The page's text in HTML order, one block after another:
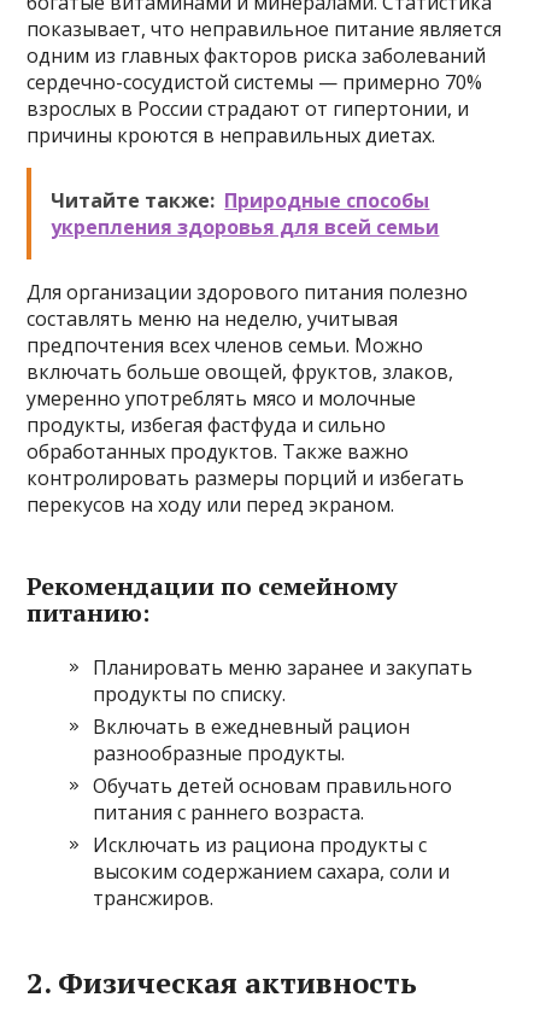
показывает, что неправильное питание является
одним из главных факторов риска заболеваний
сердечно-сосудистой системы — примерно 70%
взрослых в России страдают от гипертонии, и
причины кроются в неправильных диетах.
Читайте также: Природные способы
укрепления здоровья для всей семьи
Для организации здорового питания полезно
составлять меню на неделю, учитывая
предпочтения всех членов семьи. Можно
включать больше овощей, фруктов, злаков,
умеренно употреблять мясо и молочные
продукты, избегая фастфуда и сильно
обработанных продуктов. Также важно
контролировать размеры порций и избегать
перекусов на ходу или перед экраном.
Рекомендации по семейному
питанию:
Планировать меню заранее и закупать
продукты по списку.
Включать в ежедневный рацион
разнообразные продукты.
Обучать детей основам правильного
питания с раннего возраста.
Исключать из рациона продукты с
высоким содержанием сахара, соли и
трансжиров.
2. Физическая активность